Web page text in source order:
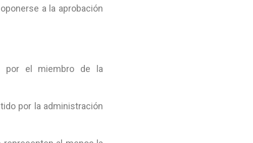
a la aprobación
por el miembro de la
por la administración